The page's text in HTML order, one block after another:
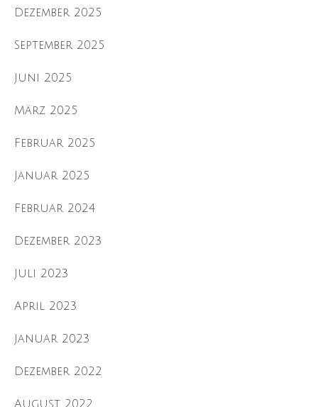
Dezember 2025
September 2025
Juni 2025
März 2025
Februar 2025
Januar 2025
Februar 2024
Dezember 2023
Juli 2023
April 2023
Januar 2023
Dezember 2022
August 2022